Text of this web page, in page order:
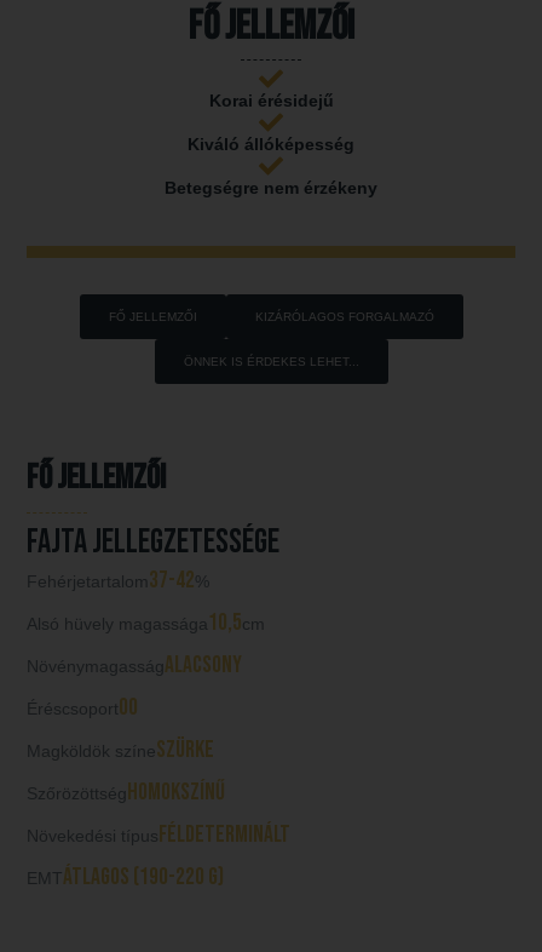
Fő jellemzői
Korai érésidejű
Kiváló állóképesség
Betegségre nem érzékeny
FŐ JELLEMZŐI KIZÁRÓLAGOS FORGALMAZÓ
ÖNNEK IS ÉRDEKES LEHET...
Fő jellemzői
Fajta jellegzetessége
Fehérjetartalom 37-42 %
Alsó hüvely magassága 10,5cm
Növénymagasságalacsony
Éréscsoport00
Magköldök színeszürke
Szőrözöttséghomokszínű
Növekedési típusféldeterminált
EMTátlagos (190-220 g)